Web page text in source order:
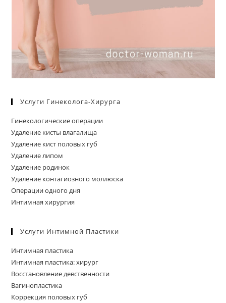
Услуги Гинеколога-Хирурга
Гинекологические операции
Удаление кисты влагалища
Удаление кист половых губ
Удаление липом
Удаление родинок
Удаление контагиозного моллюска
Операции одного дня
Интимная хирургия
Услуги Интимной Пластики
Интимная пластика
Интимная пластика: хирург
Восстановление девственности
Вагинопластика
Коррекция половых губ